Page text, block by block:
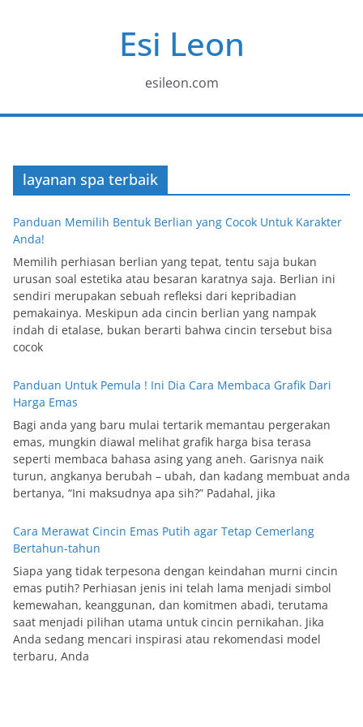
Esi Leon
esileon.com
layanan spa terbaik
Panduan Memilih Bentuk Berlian yang Cocok Untuk Karakter
Anda!
Memilih perhiasan berlian yang tepat, tentu saja bukan
urusan soal estetika atau besaran karatnya saja. Berlian ini
sendiri merupakan sebuah refleksi dari kepribadian
pemakainya. Meskipun ada cincin berlian yang nampak
indah di etalase, bukan berarti bahwa cincin tersebut bisa
cocok
Panduan Untuk Pemula ! Ini Dia Cara Membaca Grafik Dari
Harga Emas
Bagi anda yang baru mulai tertarik memantau pergerakan
emas, mungkin diawal melihat grafik harga bisa terasa
seperti membaca bahasa asing yang aneh. Garisnya naik
turun, angkanya berubah – ubah, dan kadang membuat anda
bertanya, “Ini maksudnya apa sih?” Padahal, jika
Cara Merawat Cincin Emas Putih agar Tetap Cemerlang
Bertahun-tahun
Siapa yang tidak terpesona dengan keindahan murni cincin
emas putih? Perhiasan jenis ini telah lama menjadi simbol
kemewahan, keanggunan, dan komitmen abadi, terutama
saat menjadi pilihan utama untuk cincin pernikahan. Jika
Anda sedang mencari inspirasi atau rekomendasi model
terbaru, Anda